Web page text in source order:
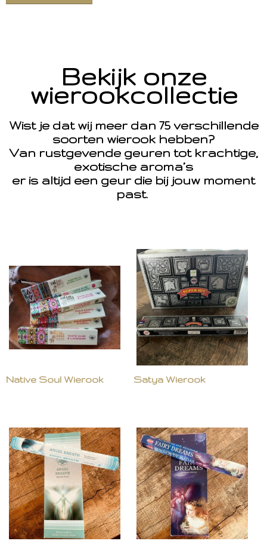
Bekijk onze
wierookcollectie
Wist je dat wij meer dan 75 verschillende
soorten wierook hebben?
Van rustgevende geuren tot krachtige,
exotische aroma’s
er is altijd een geur die bij jouw moment
past.
Native Soul Wierook Satya Wierook